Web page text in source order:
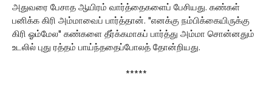
அதுவரை பேசாத ஆயிரம் வார்த்தைகளைப் பேசியது. கண்கள்
பனிக்க கிரி அம்மாவைப் பார்த்தான். "எனக்கு நம்பிக்கையிருக்கு
கிரி ஓம்மேல" கண்களை தீர்க்கமாகப் பார்த்து அம்மா சொன்னதும்
உடலில் புது ரத்தம் பாய்ந்ததைப்போலத் தோன்றியது.
*****